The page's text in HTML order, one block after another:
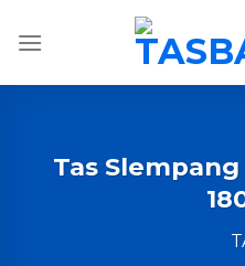
Tas Slempang